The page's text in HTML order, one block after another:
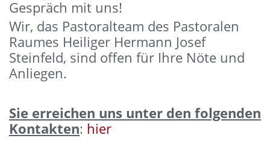
Gespräch mit uns!
Wir, das Pastoralteam des Pastoralen
Raumes Heiliger Hermann Josef
Steinfeld, sind offen für Ihre Nöte und
Anliegen.
Sie erreichen uns unter den folgenden
Kontakten: hier